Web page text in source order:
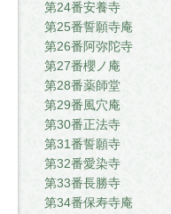
第24番安養寺
第25番誓願寺庵
第26番阿弥陀寺
第27番櫻ノ庵
第28番薬師堂
第29番風穴庵
第30番正法寺
第31番誓願寺
第32番愛染寺
第33番長勝寺
第34番保寿寺庵